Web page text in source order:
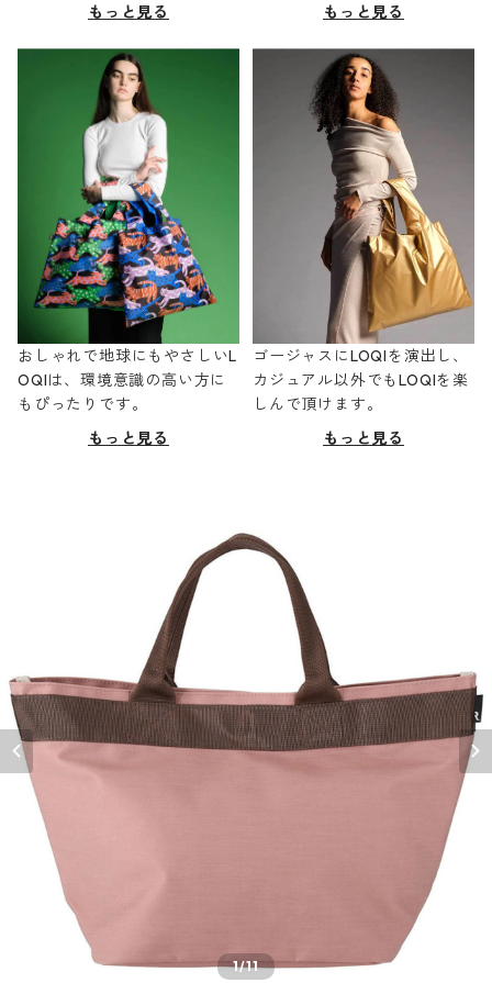
もっと見る
もっと見る
おしゃれで地球にもやさしいL
OQIは、環境意識の高い方に
もぴったりです。
もっと見る
ゴージャスにLOQIを演出し、
カジュアル以外でもLOQIを楽
しんで頂けます。
もっと見る
1/11